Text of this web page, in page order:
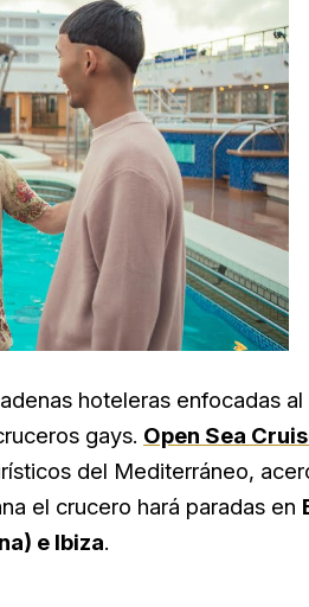
hoteleras enfocadas
gays. Open Sea
del Mediterráneo,
el crucero hará paradas en
e Ibiza.